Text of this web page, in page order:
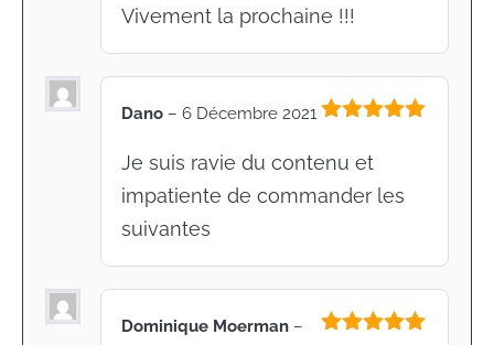
Vivement la prochaine !!!
5
Dano – 6 Décembre 2021
Je suis ravie du contenu et
impatiente de commander les
suivantes
Dominique Moerman –